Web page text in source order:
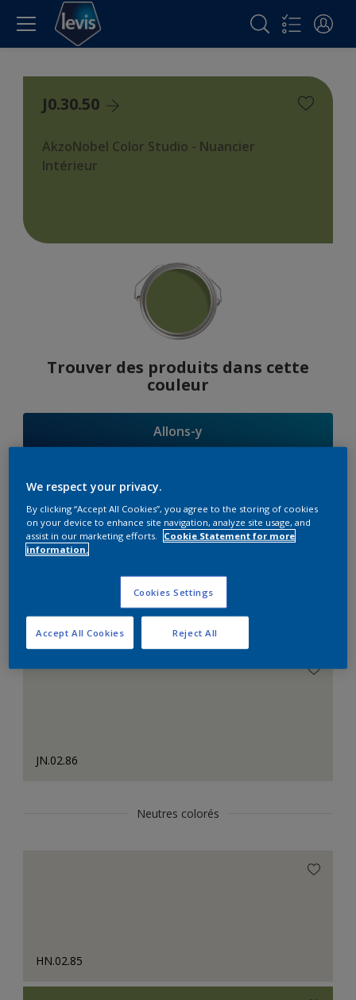
J0.30.50
AkzoNobel Color Studio - Nuancier
Intérieur
Trouver des produits dans cette
couleur
Allons-y
Suggestions
d'Harmonies
Le Blanc Parfait
JN.02.86
Neutres colorés
HN.02.85
We respect your privacy.
By clicking “Accept All Cookies”, you agree to the storing of cookies
on your device to enhance site navigation, analyze site usage, and
assist in our marketing efforts.
Cookie Statement for more
information.
Cookies Settings
Reject All
Accept All Cookies